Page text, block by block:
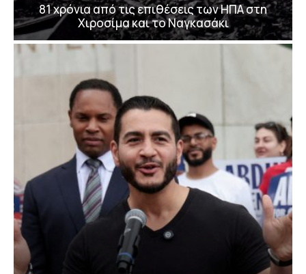
81 χρόνια από τις επιθέσεις των ΗΠΑ στη
Χιροσίμα και το Ναγκασάκι